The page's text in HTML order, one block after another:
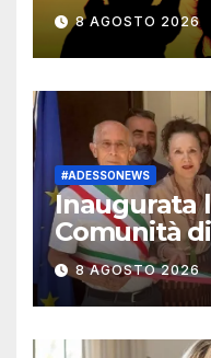
8 AGOSTO 2026
#ADESSONEWS
Inaugurata
Comunità
oltre
8 AGOSTO 2026